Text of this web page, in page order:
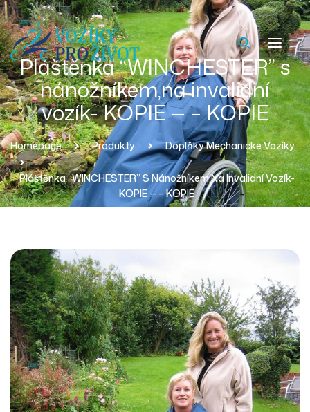
Pláštěnka “WINCHESTER” s
nánožníkem,na invalidní
vozík- KOPIE — – KOPIE
Homepage Produkty Doplňky Mechanické Vozíky
Pláštěnka “WINCHESTER” S Nánožníkem,na Invalidní Vozík-
KOPIE — – KOPIE